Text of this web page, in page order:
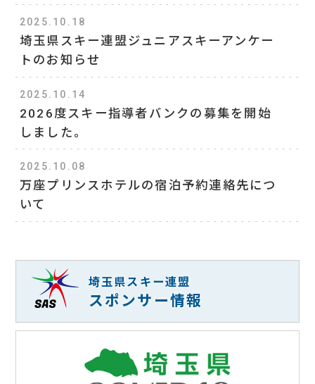
2025.10.18
埼玉県スキー連盟ジュニアスキーアンケー
トのお知らせ
2025.10.14
2026度スキー指導者バンクの募集を開始
しました。
2025.10.08
万座プリンスホテルの宿泊予約連絡先につ
いて
埼玉県スキー連盟
スポンサー情報